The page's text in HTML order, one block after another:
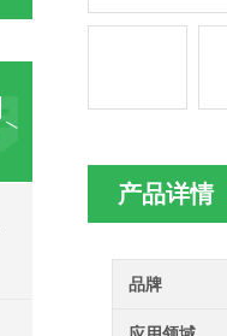
产品详情
品牌